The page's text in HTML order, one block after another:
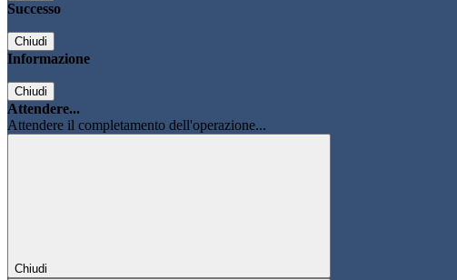
Successo
Chiudi
Informazione
Chiudi
Attendere...
Attendere il completamento dell'operazione...
Chiudi